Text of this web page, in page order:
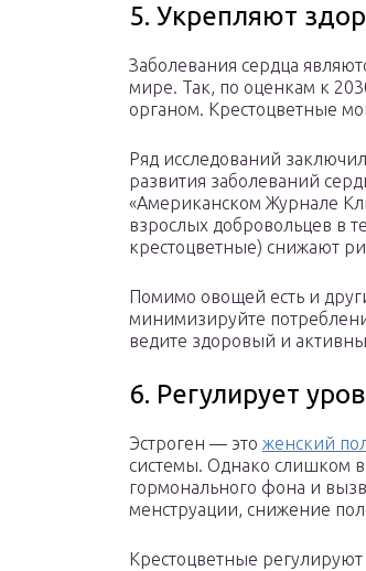
5. Укрепляют
Заболевания сердца
мире. Так, по оценкам к
органом. Крестоцветные
Ряд исследований
развития заболеваний
«Американском Журнале
взрослых добровольцев в
крестоцветные) снижают
Помимо овощей есть и
минимизируйте
ведите здоровый и
6. Регулирует
Эстроген — это женский
системы. Однако слишком
гормонального фона и
менструации, снижение
Крестоцветные регулируют